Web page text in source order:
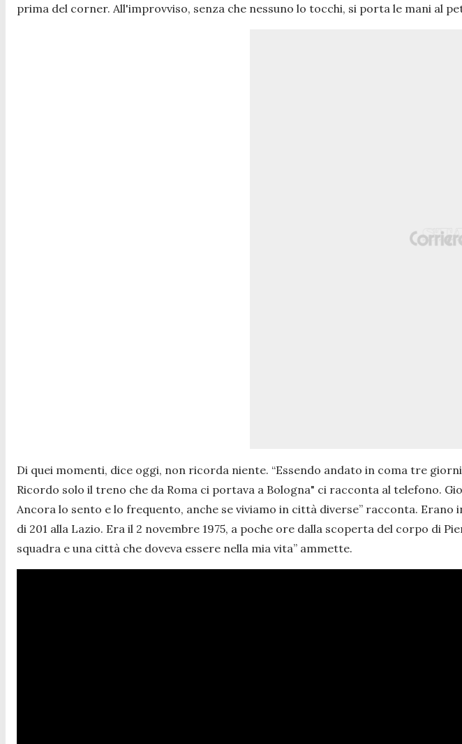
prima del corner. All'improvviso, senza che nessuno lo tocchi, si porta le mani al
Di quei momenti, dice oggi, non ricorda niente. “Essendo andato in coma tre
Ricordo solo il treno che da Roma ci portava a Bologna" ci racconta al telefono.
Ancora lo sento e lo frequento, anche se viviamo in città diverse” racconta. Erano
di 201 alla Lazio. Era il 2 novembre 1975, a poche ore dalla scoperta del corpo di
squadra e una città che doveva essere nella mia vita” ammette.